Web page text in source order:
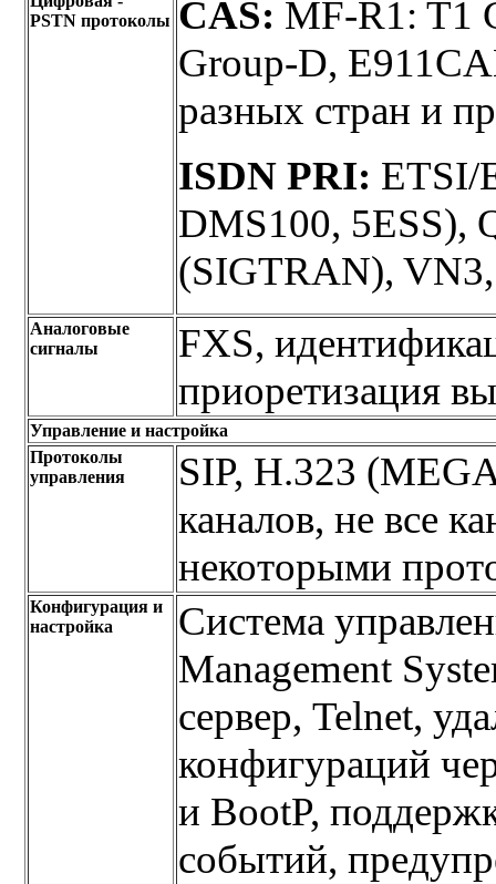
PSTN протоколы CAS: MF-R1: T1
Group-D,
разных стран и
ISDN PRI: ETSI/
DMS100, 5ESS),
(SIGTRAN),
Аналоговые
сигналы
FXS,
приоретизация
Управление и настройка
Протоколы
управления
SIP, H.323
каналов, не все
некоторыми
Конфигурация и
настройка
Система
Management
сервер, Telnet,
конфигураций
и BootP,
событий,